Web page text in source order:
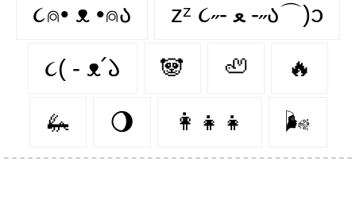
૮⍝• ᴥ •⍝ა zᶻ ૮˶- ﻌ -˶ა⌒)ᦱ
૮( - ᴥ՛𑁬 🐼 🦥 🔥
🦗 🌖 👩‍👧‍👧 🌬️